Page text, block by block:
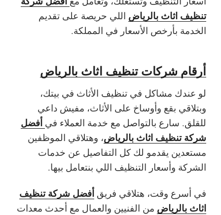
تنظيف اثاث بالرياض اللي حريصة على تقديم
الخدمة بأرخص الأسعار في المملكة.
أرقام شركات تنظيف اثاث بالرياض
لو عندك مشاكل في تنظيف الأثاث في بيتك،
وبتلاقي بقع وأوساخ على الأثاث، مفيش داعي
للقلق. سارع بالتواصل مع خدمة العملاء في أفضل
شركة تنظيف اثاث بالرياض، وهتلاقي الموظفين
مستعدين يقدمو لك كل التفاصيل عن خدمات
الشركة وأسعار التنظيف اللي بنتعامل بيها.
في أسرع وقت، هتلاقي فريق أفضل شركة تنظيف
اثاث بالرياض من الفنيين والعمال مع أحدث معدات